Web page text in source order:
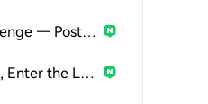
HTX Creation Challenge — Post and Win 1,500U
Discuss Hot Assets , Enter the Lucky Draw